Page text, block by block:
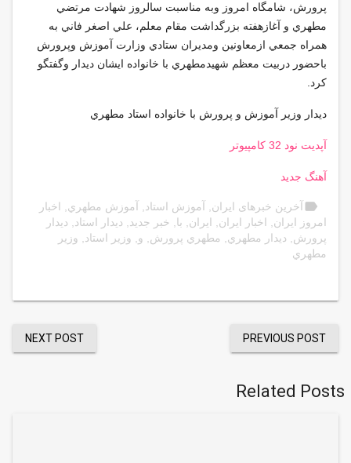
پرورش، شامگاه امروز وبه مناسبت سالروز شهادت مرتضي
مطهري و آغازهفته بزرگداشت مقام معلم، علي اصغر فاني به
همراه جمعي ازمعاونين ومديران ستادي وزارت آموزش وپرورش
باحضور دربيت معظم شهيدمطهري با خانواده ايشان ديدار وگفتگو
كرد.
ديدار وزير آموزش و پرورش با خانواده استاد مطهري
آپدیت نود 32 کامپیوتر
آهنگ جدید
label آخرین خبرهای ایران آموزش استاد آموزش مطهري
اخبار
امروز ایران
اخبار ایران ایران با خبر جدید ديدار استاد
ديدار
پرورش
ديدار مطهري مطهري پرورش و وزير استاد
وزير
مطهري
PREVIOUS POST
NEXT POST
Related Posts